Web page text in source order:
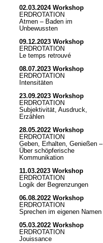
02.03.2024 Workshop
ERDROTATION
Atmen – Baden im
Unbewussten
09.12.2023 Workshop
ERDROTATION
Le temps retrouvé
08.07.2023 Workshop
ERDROTATION
Intensitäten
23.09.2023 Workshop
ERDROTATION
Subjektivität, Ausdruck,
Erzählen
28.05.2022 Workshop
ERDROTATION
Geben, Erhalten, Genießen –
Über schöpferische
Kommunikation
11.03.2023 Workshop
ERDROTATION
Logik der Begrenzungen
06.08.2022 Workshop
ERDROTATION
Sprechen im eigenen Namen
05.03.2022 Workshop
ERDROTATION
Jouissance